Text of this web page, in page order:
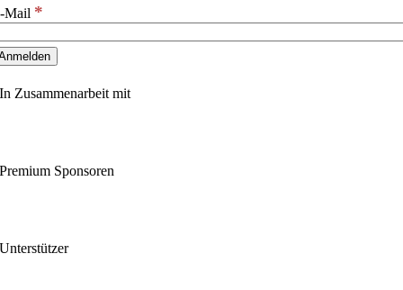
Mail *
In Zusammenarbeit mit
Premium Sponsoren
Unterstützer